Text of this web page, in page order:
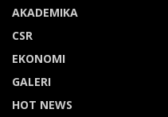
AKADEMIKA
CSR
EKONOMI
GALERI
HOT NEWS